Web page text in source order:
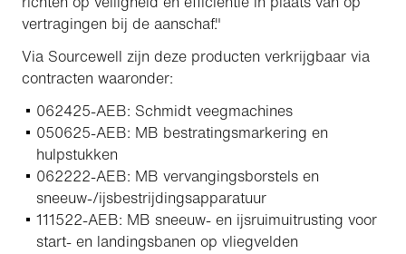
vertragingen bij de aanschaf."
Via Sourcewell zijn deze producten verkrijgbaar via
contracten waaronder:
062425-AEB: Schmidt veegmachines
050625-AEB: MB bestratingsmarkering en
hulpstukken
062222-AEB: MB vervangingsborstels en
sneeuw-/ijsbestrijdingsapparatuur
111522-AEB: MB sneeuw- en ijsruimuitrusting voor
start- en landingsbanen op vliegvelden